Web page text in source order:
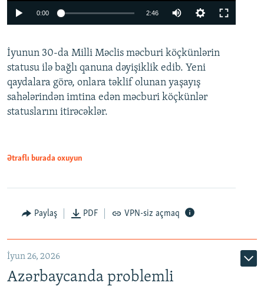
Auto 240p 360p 480p
720p 1080p
0:00 2:46
360p
480p
720p
İyunun 30-da Milli Məclis məcburi köçkünlərin
statusu ilə bağlı qanuna dəyişiklik edib. Yeni
qaydalara görə, onlara təklif olunan yaşayış
sahələrindən imtina edən məcburi köçkünlər
statuslarını itirəcəklər.
Ətraflı burada oxuyun
Paylaş PDF VPN-siz açmaq
İyun 26, 2026
Azərbaycanda problemli